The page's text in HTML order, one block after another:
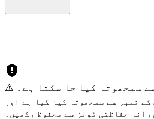
سمجھوتہ کیا جا سکتا ہے۔
نمبر سے سمجھوتہ کیا گیا ہے اور
حفاظتی ٹولز سے محفوظ رکھیں۔